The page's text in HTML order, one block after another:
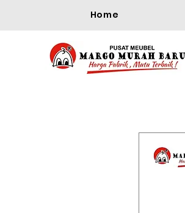
Home